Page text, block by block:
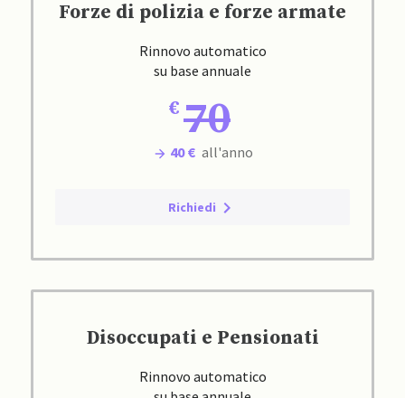
Forze di polizia e forze armate
Rinnovo automatico
su base annuale
70
40 € all'anno
Richiedi
Disoccupati e Pensionati
Rinnovo automatico